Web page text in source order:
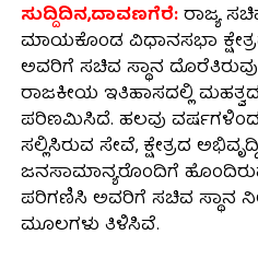
ಸುದ್ದಿದಿನ,ದಾವಣಗೆರೆ:ರಾಜ್ಯ
ಮಾಯಕೊಂಡ ವಿಧಾನಸಭಾ
ಅವರಿಗೆ ಸಚಿವ ಸ್ಥಾನ
ರಾಜಕೀಯ ಇತಿಹಾಸದಲ್ಲಿ
ಪರಿಣಮಿಸಿದೆ. ಹಲವು
ಸಲ್ಲಿಸಿರುವ ಸೇವೆ, ಕ್ಷೇತ್ರದ
ಜನಸಾಮಾನ್ಯರೊಂದಿಗೆ
ಪರಿಗಣಿಸಿ ಅವರಿಗೆ ಸಚಿವ ಸ್ಥಾನ
ಮೂಲಗಳು ತಿಳಿಸಿವೆ.